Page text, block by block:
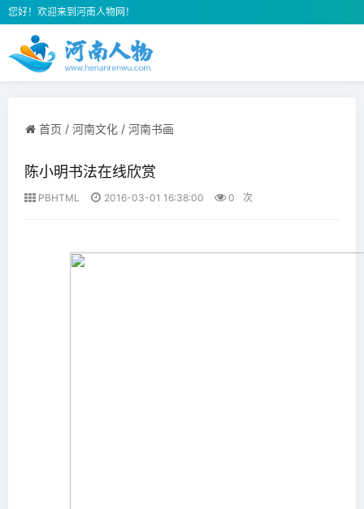
您好！欢迎来到河南人物网！
首页 / 河南文化 / 河南书画
陈小明书法在线欣赏
PBHTML 2016-03-01 16:38:00 0 次